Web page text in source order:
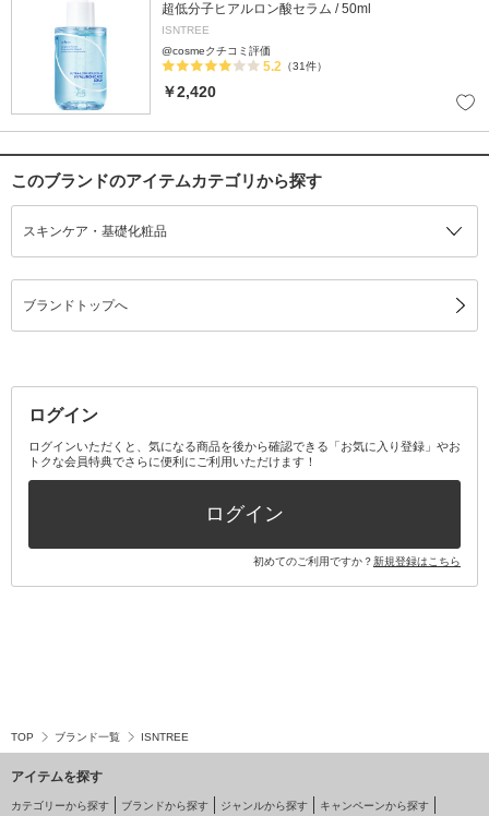
超低分子ヒアルロン酸セラム / 50ml
ISNTREE
@cosmeクチコミ評価
5.2 （31件）
￥2,420
このブランドのアイテムカテゴリから探す
スキンケア・基礎化粧品
ブランドトップへ
ログイン
ログインいただくと、気になる商品を後から確認できる「お気に入り登録」やお
トクな会員特典でさらに便利にご利用いただけます！
ログイン
初めてのご利用ですか？新規登録はこちら
TOP ブランド一覧 ISNTREE
アイテムを探す
カテゴリーから探す ブランドから探す ジャンルから探す キャンペーンから探す